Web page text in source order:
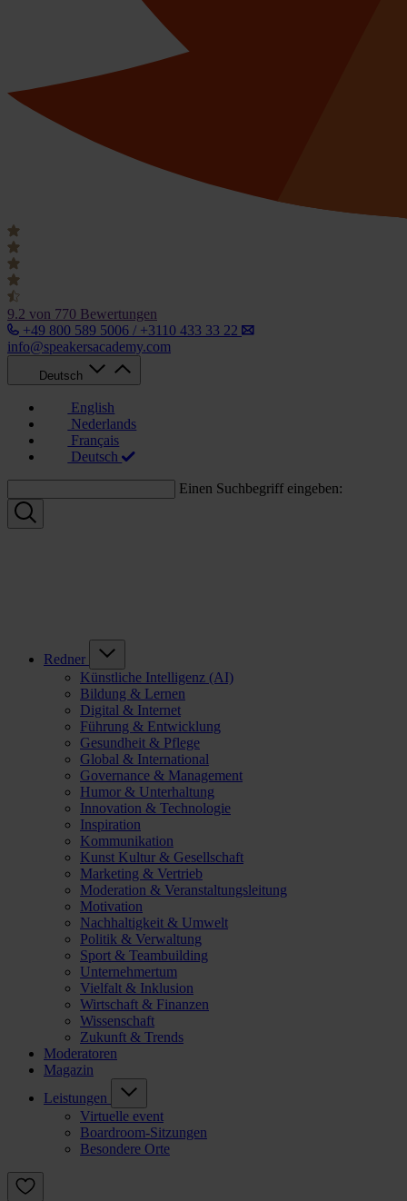
9.2 von 770 Bewertungen
+49 800 589 5006 / +3110 433 33 22
info@speakersacademy.com
Deutsch
English
Nederlands
Français
Deutsch
Einen Suchbegriff eingeben:
Redner
Künstliche Intelligenz (AI)
Bildung & Lernen
Digital & Internet
Führung & Entwicklung
Gesundheit & Pflege
Global & International
Governance & Management
Humor & Unterhaltung
Innovation & Technologie
Inspiration
Kommunikation
Kunst Kultur & Gesellschaft
Marketing & Vertrieb
Moderation & Veranstaltungsleitung
Motivation
Nachhaltigkeit & Umwelt
Politik & Verwaltung
Sport & Teambuilding
Unternehmertum
Vielfalt & Inklusion
Wirtschaft & Finanzen
Wissenschaft
Zukunft & Trends
Moderatoren
Magazin
Leistungen
Virtuelle event
Boardroom-Sitzungen
Besondere Orte